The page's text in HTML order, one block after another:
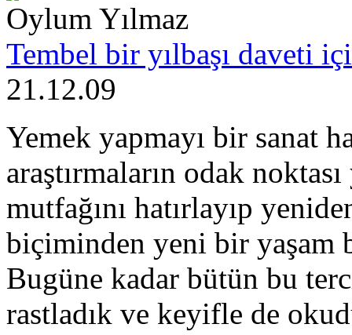
Oylum Yılmaz
Tembel bir yılbaşı daveti
21.12.09
Yemek yapmayı bir sanat
araştırmaların odak
mutfağını hatırlayıp
biçiminden yeni bir yaşam
Bugüne kadar bütün bu
rastladık ve keyifle de